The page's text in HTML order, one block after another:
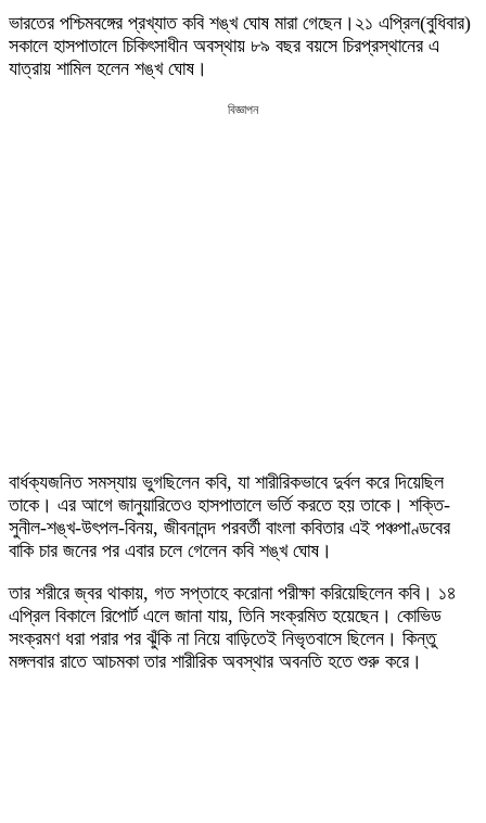
ভারতের পশ্চিমবঙ্গের প্রখ্যাত কবি শঙ্খ ঘোষ মারা গেছেন।২১ এপ্রিল(বুধিবার)
সকালে হাসপাতালে চিকিৎসাধীন অবস্থায় ৮৯ বছর বয়সে চিরপ্রস্থানের এ
যাত্রায় শামিল হলেন শঙ্খ ঘোষ।
বিজ্ঞাপন
বার্ধক্যজনিত সমস্যায় ভুগছিলেন কবি, যা শারীরিকভাবে দুর্বল করে দিয়েছিল
তাকে। এর আগে জানুয়ারিতেও হাসপাতালে ভর্তি করতে হয় তাকে। শক্তি-
সুনীল-শঙ্খ-উৎপল-বিনয়, জীবনানন্দ পরবর্তী বাংলা কবিতার এই পঞ্চপাণ্ডবের
বাকি চার জনের পর এবার চলে গেলেন কবি শঙ্খ ঘোষ।
তার শরীরে জ্বর থাকায়, গত সপ্তাহে করোনা পরীক্ষা করিয়েছিলেন কবি। ১৪
এপ্রিল বিকালে রিপোর্ট এলে জানা যায়, তিনি সংক্রমিত হয়েছেন। কোভিড
সংক্রমণ ধরা পরার পর ঝুঁকি না নিয়ে বাড়িতেই নিভৃতবাসে ছিলেন। কিন্তু
মঙ্গলবার রাতে আচমকা তার শারীরিক অবস্থার অবনতি হতে শুরু করে।